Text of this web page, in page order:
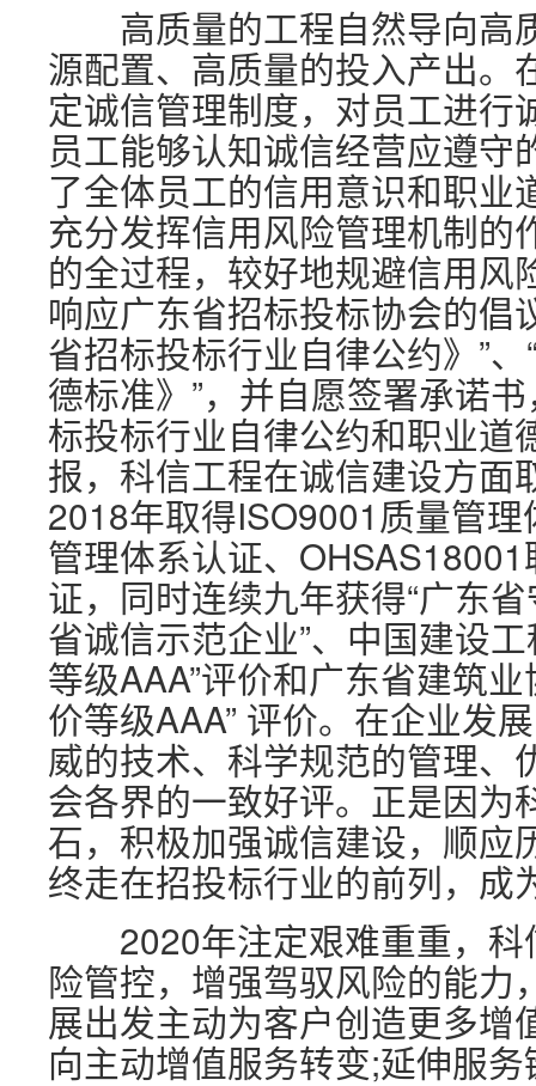
高质量的工程自然导向高
源配置、高质量的投入产出。
定诚信管理制度，对员工进行
员工能够认知诚信经营应遵守
了全体员工的信用意识和职业
充分发挥信用风险管理机制的
的全过程，较好地规避信用风
响应广东省招标投标协会的倡
省招标投标行业自律公约》”
德标准》”，并自愿签署承诺
标投标行业自律公约和职业道
报，科信工程在诚信建设方面
2018年取得ISO9001质量管
管理体系认证、
证，同时连续九年获得“广东
省诚信示范企业”、中国建设
等级AAA”评价和广东省建筑
价等级AAA” 评价。在企业发
威的技术、科学规范的管理、
会各界的一致好评。正是因为
石，积极加强诚信建设，顺应
终走在招投标行业的前列，成
2020年注定艰难重重，科
险管控，增强驾驭风险的能力
展出发主动为客户创造更多增
向主动增值服务转变;延伸服